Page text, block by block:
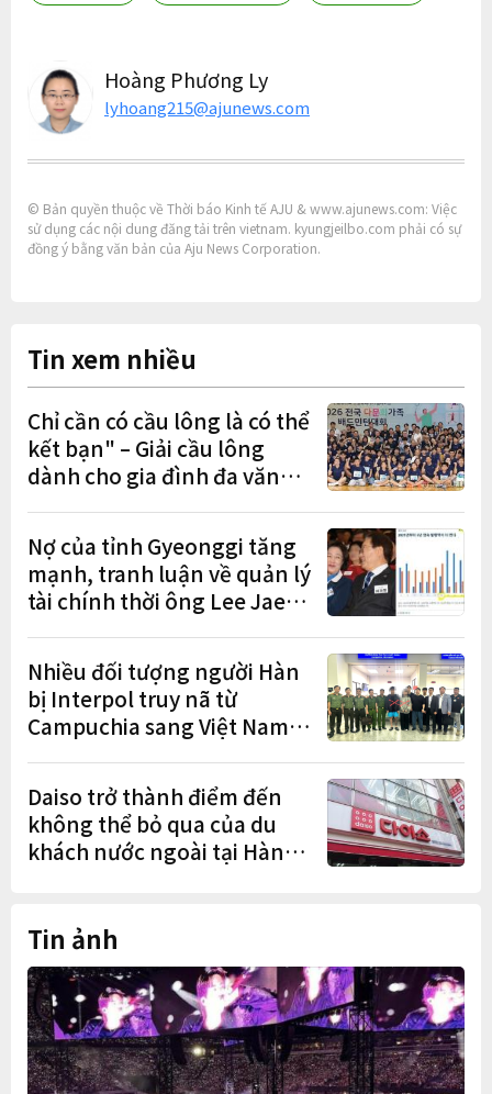
Hoàng Phương Ly
lyhoang215@ajunews.com
© Bản quyền thuộc về Thời báo Kinh tế AJU & www.ajunews.com: Việc
sử dụng các nội dung đăng tải trên vietnam. kyungjeilbo.com phải có sự
đồng ý bằng văn bản của Aju News Corporation.
Tin xem nhiều
Chỉ cần có cầu lông là có thể
kết bạn" – Giải cầu lông
dành cho gia đình đa văn
Nợ của tỉnh Gyeonggi tăng
mạnh, tranh luận về quản lý
tài chính thời ông Lee Jae-
Nhiều đối tượng người Hàn
bị Interpol truy nã từ
Campuchia sang Việt Nam
Daiso trở thành điểm đến
không thể bỏ qua của du
khách nước ngoài tại Hàn
Tin ảnh